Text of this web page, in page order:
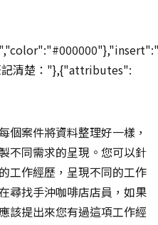
記清楚："},{"attributes":
個案件將資料整理好一樣，
不同需求的呈現。您可以針
工作經歷，呈現不同的工作
尋找手沖咖啡店店員，如果
該提出來您有過這項工作經